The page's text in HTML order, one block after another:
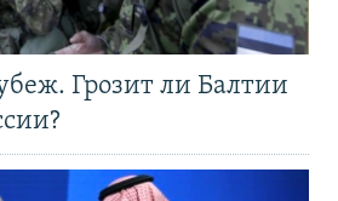
Грозит ли Балтии